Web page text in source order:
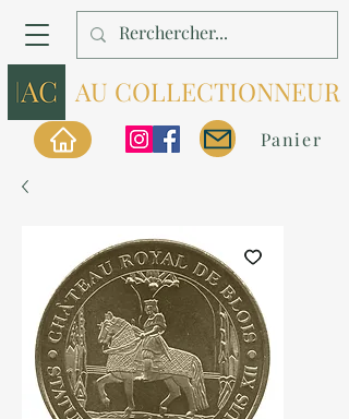
AU COLLECTIONNEUR
Panier